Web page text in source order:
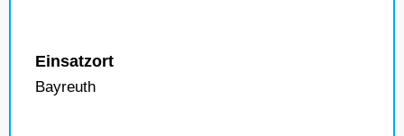
Einsatzort
Bayreuth